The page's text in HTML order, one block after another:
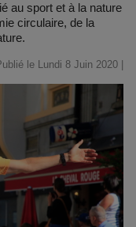
au sport et à la nature
circulaire, de la
le Lundi 8 Juin 2020 |